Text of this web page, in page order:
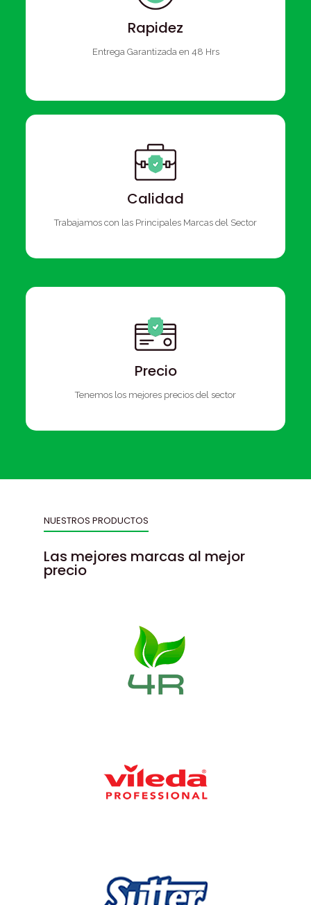
Rapidez
Entrega Garantizada en 48 Hrs
Calidad
Trabajamos con las Principales Marcas del Sector
Precio
Tenemos los mejores precios del sector
NUESTROS PRODUCTOS
Las mejores marcas al mejor
precio